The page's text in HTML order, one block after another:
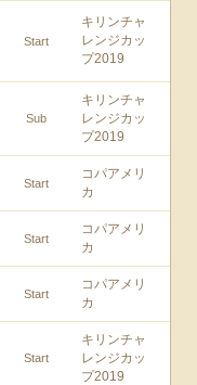
Start
キリンチャ
レンジカッ
プ2019
Sub
キリンチャ
レンジカッ
プ2019
Start
コパアメリ
カ
Start
コパアメリ
カ
Start
コパアメリ
カ
Start
キリンチャ
レンジカッ
プ2019